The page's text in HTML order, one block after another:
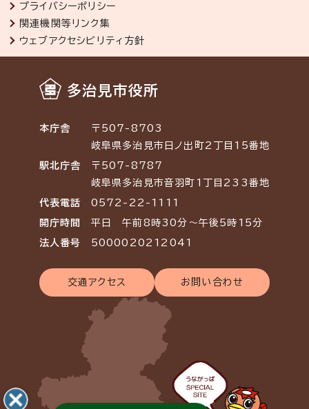
プライバシーポリシー
関連機関等リンク集
ウェブアクセシビリティ方針
多治見市役所
本庁舎
〒507-8703
岐阜県多治見市日ノ出町2丁目15番地
駅北庁舎
〒507-8787
岐阜県多治見市音羽町1丁目233番地
代表電話 0572-22-1111
開庁時間 平日 午前8時30分～午後5時15分
法人番号 5000020212041
交通アクセス お問い合わせ